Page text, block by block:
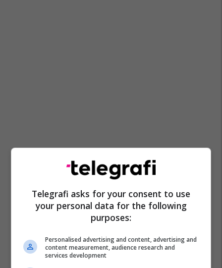
Telegrafi asks for your consent to use
your personal data for the following
purposes:
Personalised advertising and content, advertising and
content measurement, audience research and
services development